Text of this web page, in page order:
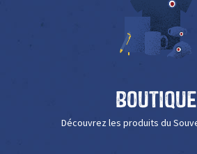
Boutique
Découvrez les produits du